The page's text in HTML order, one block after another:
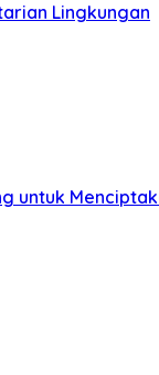
Lingkungan
untuk